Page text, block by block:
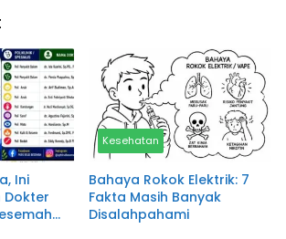
Ini
Dokter
Kesehatan
Bahaya Rokok Elektrik: 7
Fakta Masih Banyak
Disalahpahami